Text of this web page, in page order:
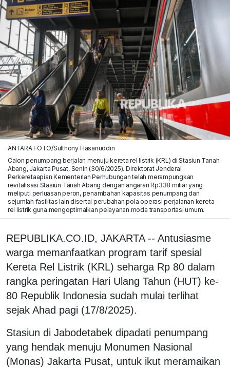
ANTARA FOTO/Sulthony Hasanuddin
Calon penumpang berjalan menuju kereta rel listrik (KRL) di Stasiun Tanah
Abang, Jakarta Pusat, Senin (30/6/2025). Direktorat Jenderal
Perkeretaapian Kementerian Perhubungan telah merampungkan
revitalisasi Stasiun Tanah Abang dengan angaran Rp338 miliar yang
meliputi perluasan peron, penambahan kapasitas penumpang dan
sejumlah fasilitas lain disertai perubahan pola operasi perjalanan kereta
rel listrik guna mengoptimalkan pelayanan moda transportasi umum.
REPUBLIKA.CO.ID, JAKARTA -- Antusiasme
warga memanfaatkan program tarif spesial
Kereta Rel Listrik (KRL) seharga Rp 80 dalam
rangka peringatan Hari Ulang Tahun (HUT) ke-
80 Republik Indonesia sudah mulai terlihat
sejak Ahad pagi (17/8/2025).
Stasiun di Jabodetabek dipadati penumpang
yang hendak menuju Monumen Nasional
(Monas) Jakarta Pusat, untuk ikut meramaikan